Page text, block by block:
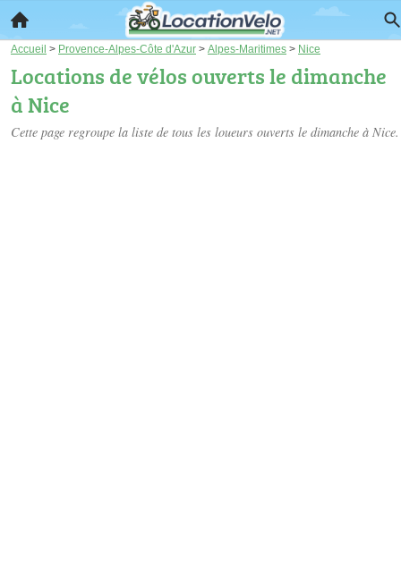
Accueil > Provence-Alpes-Côte d'Azur > Alpes-Maritimes > Nice
Locations de vélos ouverts le dimanche
à Nice
Cette page regroupe la liste de tous les loueurs ouverts le dimanche à Nice.